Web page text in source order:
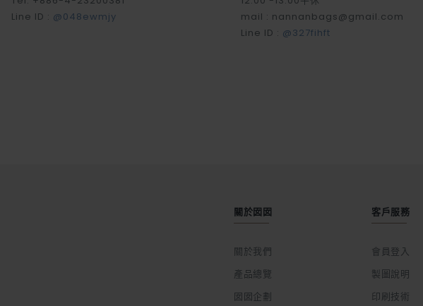
Line ID : @048ewmjy
mail : nannanbags@gmail.com
Line ID : @327fihft
關於囡囡
關於我們
產品總覽
囡囡企劃
客戶服務
會員登入
製圖說明
印刷技術